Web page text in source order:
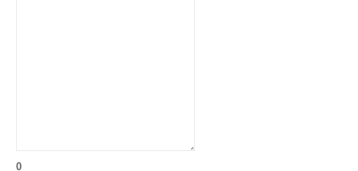
0